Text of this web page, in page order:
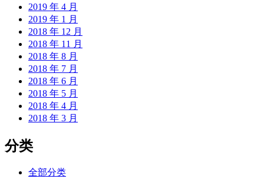
2019 年 4 月
2019 年 1 月
2018 年 12 月
2018 年 11 月
2018 年 8 月
2018 年 7 月
2018 年 6 月
2018 年 5 月
2018 年 4 月
2018 年 3 月
分类
全部分类